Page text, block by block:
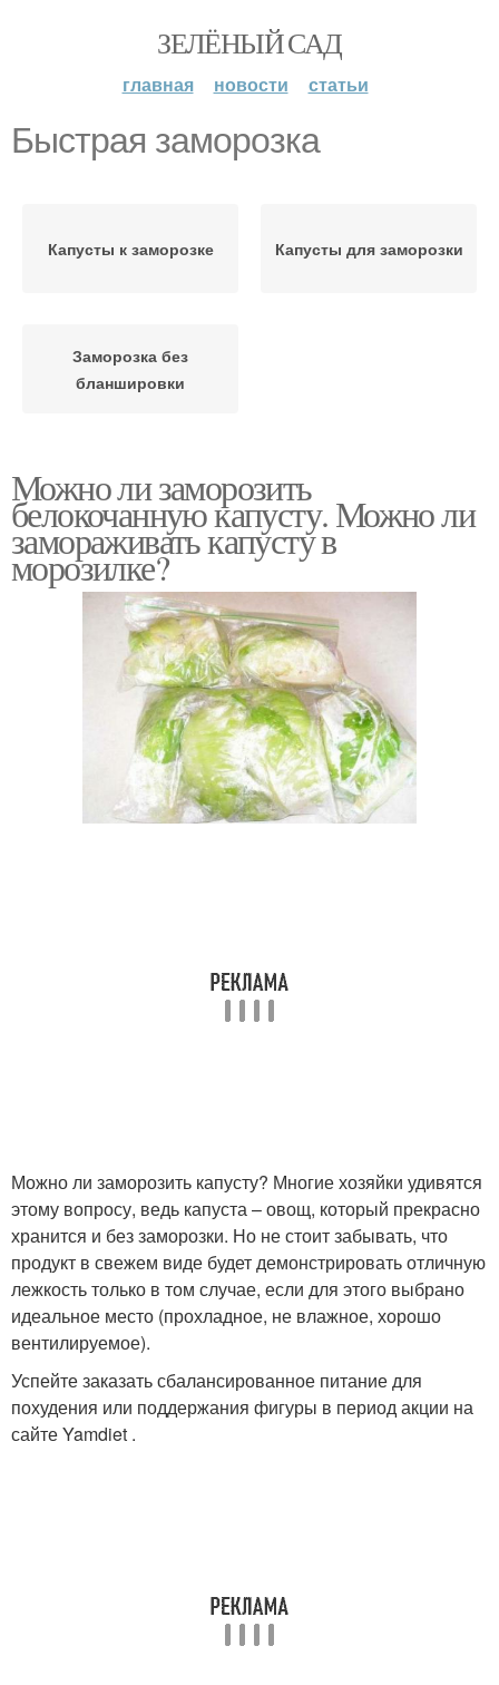
ЗЕЛЁНЫЙ САД
главная новости статьи
Быстрая заморозка
Капусты к заморозке Капусты для заморозки
Заморозка без
бланшировки
Можно ли заморозить
белокочанную капусту. Можно ли
замораживать капусту в
морозилке?
Можно ли заморозить капусту? Многие хозяйки удивятся
этому вопросу, ведь капуста – овощ, который прекрасно
хранится и без заморозки. Но не стоит забывать, что
продукт в свежем виде будет демонстрировать отличную
лежкость только в том случае, если для этого выбрано
идеальное место (прохладное, не влажное, хорошо
вентилируемое).
Успейте заказать сбалансированное питание для
похудения или поддержания фигуры в период акции на
сайте Yamdiet .